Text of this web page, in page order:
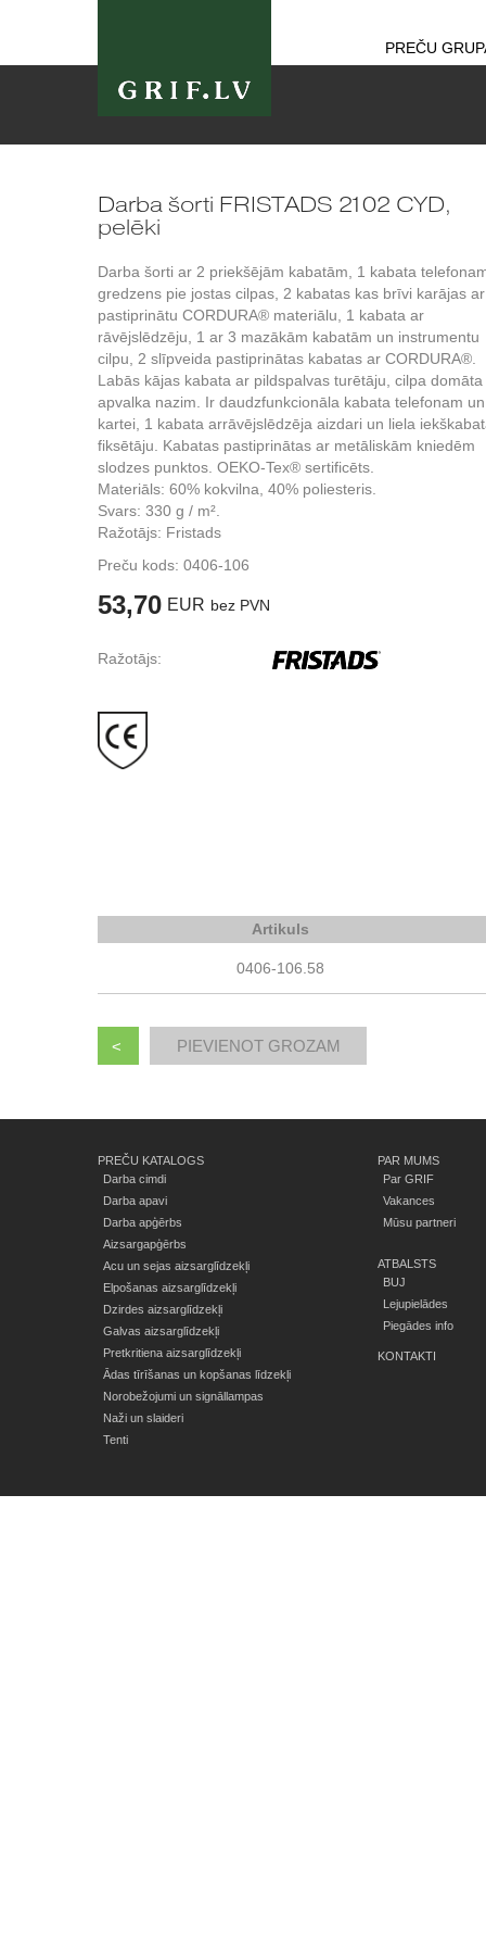
PREČU
Darba šorti FRISTADS 2102 CYD,
pelēki
Darba šorti ar 2 priekšējām kabatām, 1 kabata
gredzens pie jostas cilpas, 2 kabatas kas brīvi karājas ar
pastiprinātu CORDURA® materiālu, 1 kabata ar
rāvējslēdzēju, 1 ar 3 mazākām kabatām un instrumentu
cilpu, 2 slīpveida pastiprinātas kabatas ar CORDURA®.
Labās kājas kabata ar pildspalvas turētāju, cilpa domāta
apvalka nazim. Ir daudzfunkcionāla kabata telefonam
kartei, 1 kabata arrāvējslēdzēja aizdari un liela
fiksētāju. Kabatas pastiprinātas ar metāliskām kniedēm
slodzes punktos. OEKO-Tex® sertificēts.
Materiāls: 60% kokvilna, 40% poliesteris.
Svars: 330 g / m².
Ražotājs: Fristads
Preču kods: 0406-106
53,70 EUR bez PVN
Ražotājs:
Artikuls
0406-106.58
<
PREČU KATALOGS
Darba cimdi
Darba apavi
Darba apģērbs
Aizsargapģērbs
Acu un sejas aizsarglīdzekļi
Elpošanas aizsarglīdzekļi
Dzirdes aizsarglīdzekļi
Galvas aizsarglīdzekļi
Pretkritiena aizsarglīdzekļi
Ādas tīrīšanas un kopšanas līdzekļi
Norobežojumi un signāllampas
Naži un slaideri
Tenti
PAR MUMS
Par GRIF
Vakances
Mūsu partneri
ATBALSTS
BUJ
Lejupielādes
Piegādes info
KONTAKTI